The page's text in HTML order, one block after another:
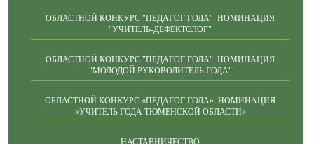
ОБЛАСТНОЙ КОНКУРС "ПЕДАГОГ ГОДА". НОМИНАЦИЯ
"УЧИТЕЛЬ-ДЕФЕКТОЛОГ"
ОБЛАСТНОЙ КОНКУРС "ПЕДАГОГ ГОДА". НОМИНАЦИЯ
"МОЛОДОЙ РУКОВОДИТЕЛЬ ГОДА"
ОБЛАСТНОЙ КОНКУРС «ПЕДАГОГ ГОДА». НОМИНАЦИЯ
«УЧИТЕЛЬ ГОДА ТЮМЕНСКОЙ ОБЛАСТИ»
НАСТАВНИЧЕСТВО